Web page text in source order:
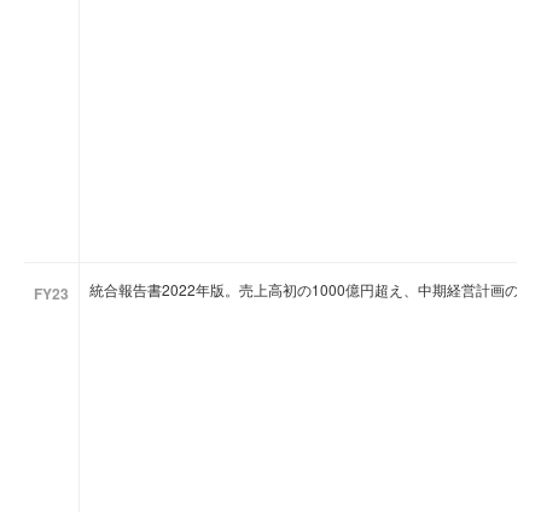
FY23 統合報告書2022年版。売上高初の1000億円超え、中期経営計画の上